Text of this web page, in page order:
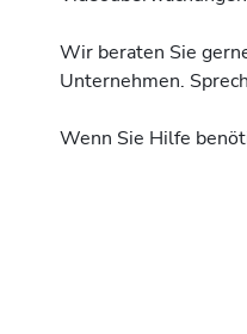
Wir beraten Sie
Unternehmen.
Wenn Sie Hilfe